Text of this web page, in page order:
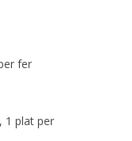
fer
1 plat per